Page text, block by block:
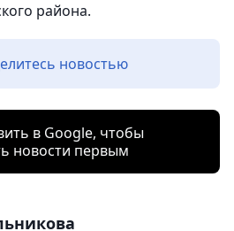
района.
новостью
в Google, чтобы
новости первым